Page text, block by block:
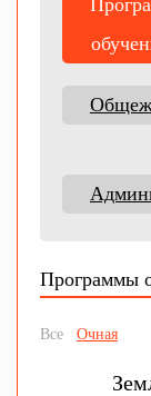
Программы
Все Очная